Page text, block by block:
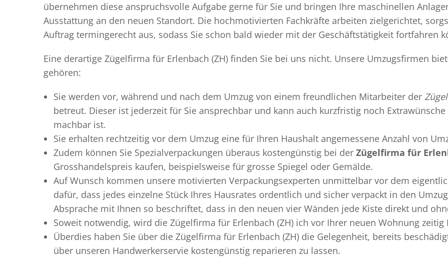
übernehmen diese anspruchsvolle Aufgabe gerne für Sie und bringen Ihre maschinellen
Ausstattung an den neuen Standort. Die hochmotivierten Fachkräfte arbeiten zielgerichtet,
Auftrag termingerecht aus, sodass Sie schon bald wieder mit der Geschäftstätigkeit fortfahren
Eine derartige Zügelfirma für Erlenbach (ZH) finden Sie bei uns nicht. Unsere Umzugsfirmen
gehören:
Sie werden vor, während und nach dem Umzug von einem freundlichen Mitarbeiter der
betreut. Dieser ist jederzeit für Sie ansprechbar und kann auch kurzfristig noch
machbar ist.
Sie erhalten rechtzeitig vor dem Umzug eine für Ihren Haushalt angemessene Anzahl von
Zudem können Sie Spezialverpackungen überaus kostengünstig bei der Zügelfirma für
Grosshandelspreis kaufen, beispielsweise für grosse Spiegel oder Gemälde.
Auf Wunsch kommen unsere motivierten Verpackungsexperten unmittelbar vor dem
dafür, dass jedes einzelne Stück Ihres Hausrates ordentlich und sicher verpackt in den
Absprache mit Ihnen so beschriftet, dass in den neuen vier Wänden jede Kiste direkt und
Soweit notwendig, wird die Zügelfirma für Erlenbach (ZH) ich vor Ihrer neuen Wohnung
Überdies haben Sie über die Zügelfirma für Erlenbach (ZH) die Gelegenheit, bereits
über unseren Handwerkerservie kostengünstig reparieren zu lassen.